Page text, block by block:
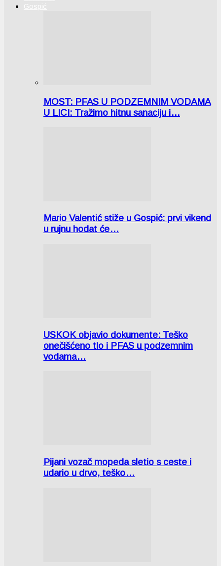
Gospić
MOST: PFAS U PODZEMNIM VODAMA
U LICI: Tražimo hitnu sanaciju i…
Mario Valentić stiže u Gospić: prvi vikend
u rujnu hodat će…
USKOK objavio dokumente: Teško
onečišćeno tlo i PFAS u podzemnim
vodama…
Pijani vozač mopeda sletio s ceste i
udario u drvo, teško…